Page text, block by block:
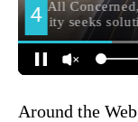
Around the Web